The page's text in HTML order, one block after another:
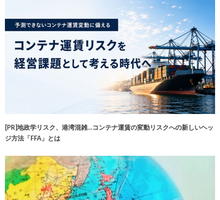
[PR]地政学リスク、港湾混雑…コンテナ運賃の変動リスクへの新しいヘッ
ジ方法「FFA」とは